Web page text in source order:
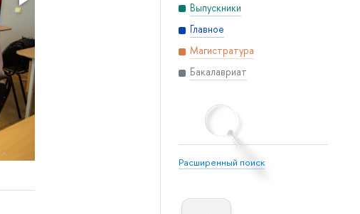
Выпускники
Главное
Магистратура
Бакалавриат
Расширенный поиск